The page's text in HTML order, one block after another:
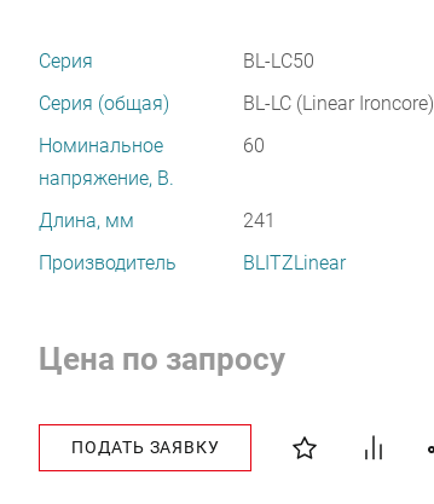
Серия
BL-LС50
Серия (общая)
BL-LC (Linear Ironcore)
Номинальное
напряжение, В.
60
Длина, мм
241
Производитель
BLITZLinear
Цена по запросу
ПОДАТЬ ЗАЯВКУ